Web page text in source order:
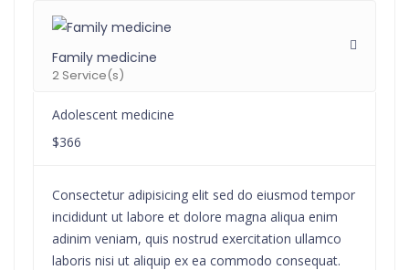
Family medicine
2 Service(s)
Adolescent medicine
$366
Consectetur adipisicing elit sed do eiusmod tempor
incididunt ut labore et dolore magna aliqua enim
adinim veniam, quis nostrud exercitation ullamco
laboris nisi ut aliquip ex ea commodo consequat.